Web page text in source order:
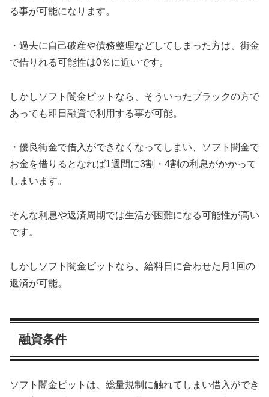
る事が可能になります。
・過去に自己破産や債務整理などしてしまった方は、街金
で借りれる可能性は0％に近いです。
しかしソフト闇金ピットなら、そういったブラックの方で
あっても即日融資で利用する事が可能。
・優良街金で借入ができなくなってしまい、ソフト闇金で
お金を借りるとなれば1週間に3割・4割の利息がかかって
しまいます。
そんな利息や返済周期では生活が困難になる可能性が高い
です。
しかしソフト闇金ピットなら、給料日に合わせた月1回の
返済が可能。
融資条件
ソフト闇金ピットは、総量規制に触れてしまい借入ができ